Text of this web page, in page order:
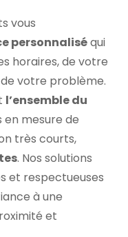
vous
personnaliséqui
horaires, de votre
votre problème.
l’ensemble du
en mesure de
très courts,
. Nos solutions
et respectueuses
à une
et